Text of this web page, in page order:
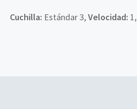
Cuchilla: Estándar 3,Velocidad: 1,